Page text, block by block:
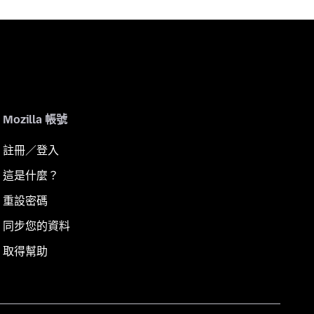
Mozilla 帳號
註冊／登入
這是什麼？
重設密碼
同步您的資料
取得幫助